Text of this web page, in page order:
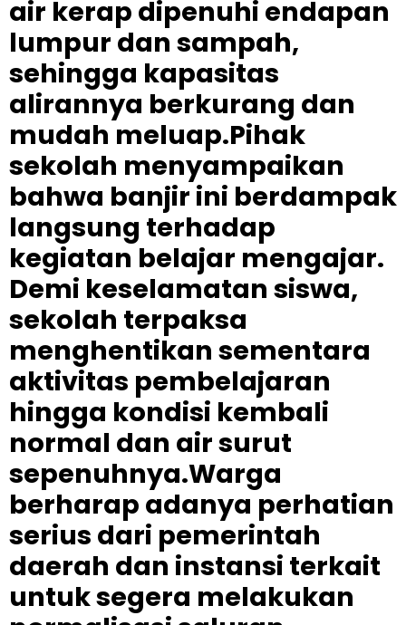
air kerap dipenuhi endapan
lumpur dan sampah,
sehingga kapasitas
alirannya berkurang dan
mudah meluap.Pihak
sekolah menyampaikan
bahwa banjir ini berdampak
langsung terhadap
kegiatan belajar mengajar.
Demi keselamatan siswa,
sekolah terpaksa
menghentikan sementara
aktivitas pembelajaran
hingga kondisi kembali
normal dan air surut
sepenuhnya.Warga
berharap adanya perhatian
serius dari pemerintah
daerah dan instansi terkait
untuk segera melakukan